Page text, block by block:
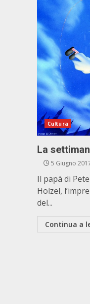
Cultura
La
5 Giugno
Il papà di
Holzel,
del...
Continua a